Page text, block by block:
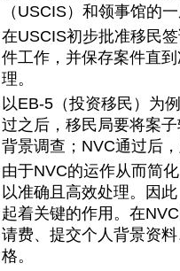
（USCIS）和领事馆的一
在USCIS初步批准移民
件工作，并保存案件直
理。
以EB-5（投资移民）为
过之后，移民局要将案
背景调查；NVC通过后
由于NVC的运作从而简
以准确且高效处理。因
起着关键的作用。在
请费、提交个人背景资
格。